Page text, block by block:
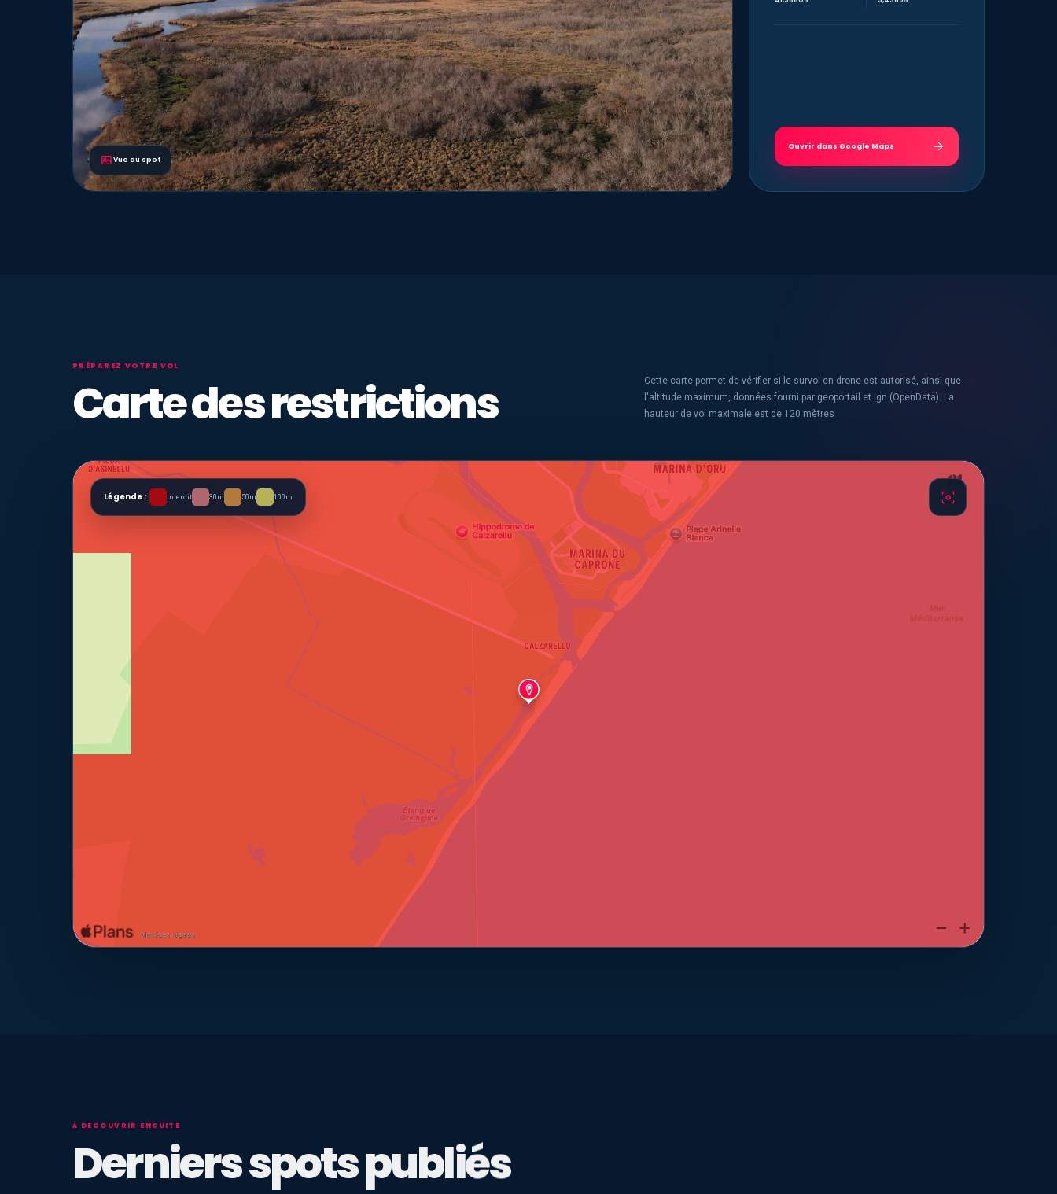
Vue du spot
Ouvrir dans Google Maps
PRÉPAREZ VOTRE VOL
Carte des restrictions
Cette carte permet de vérifier si le survol en drone est autorisé, ainsi que
l'altitude maximum, données fourni par geoportail et ign (OpenData). La
hauteur de vol maximale est de 120 mètres
Légende : Interdit 30m 50m 100m
À DÉCOUVRIR ENSUITE
Derniers spots publiés